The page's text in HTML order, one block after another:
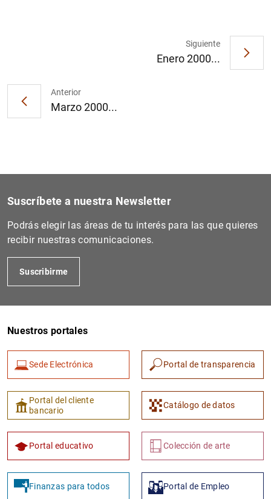
Anterior
Marzo 2000...
Siguiente
Enero 2000...
Suscríbete a nuestra Newsletter
Podrás elegir las áreas de tu interés para las que quieres
recibir nuestras comunicaciones.
Suscribirme
Nuestros portales
Sede Electrónica Portal de transparencia
Portal del cliente
bancario
Catálogo de datos
Portal educativo Colección de arte
Finanzas para todos Portal de Empleo